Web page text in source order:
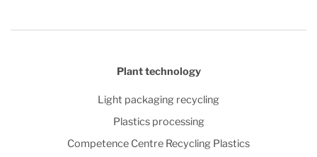
Plant technology
Light packaging recycling
Plastics processing
Competence Centre Recycling Plastics